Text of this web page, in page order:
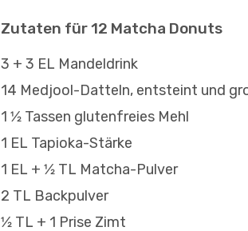
Zutaten für 12 Matcha Donuts
3 + 3 EL Mandeldrink
14 Medjool-Datteln, entsteint und
1 1⁄2 Tassen glutenfreies Mehl
1 EL Tapioka-Stärke
1 EL + 1⁄2 TL Matcha-Pulver
2 TL Backpulver
1⁄2 TL + 1 Prise Zimt